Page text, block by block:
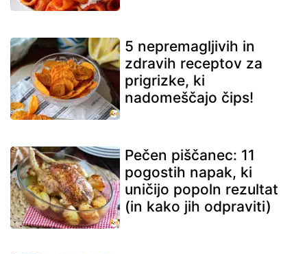
5 nepremagljivih in
zdravih receptov za
prigrizke, ki
nadomeščajo čips!
Pečen piščanec: 11
pogostih napak, ki
uničijo popoln rezultat
(in kako jih odpraviti)